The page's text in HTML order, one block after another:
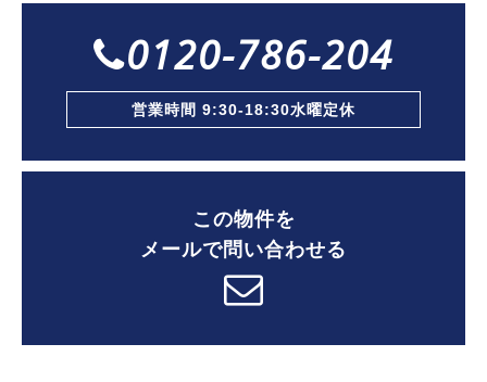
0120-786-204
営業時間 9:30-18:30水曜定休
この物件を
メールで問い合わせる